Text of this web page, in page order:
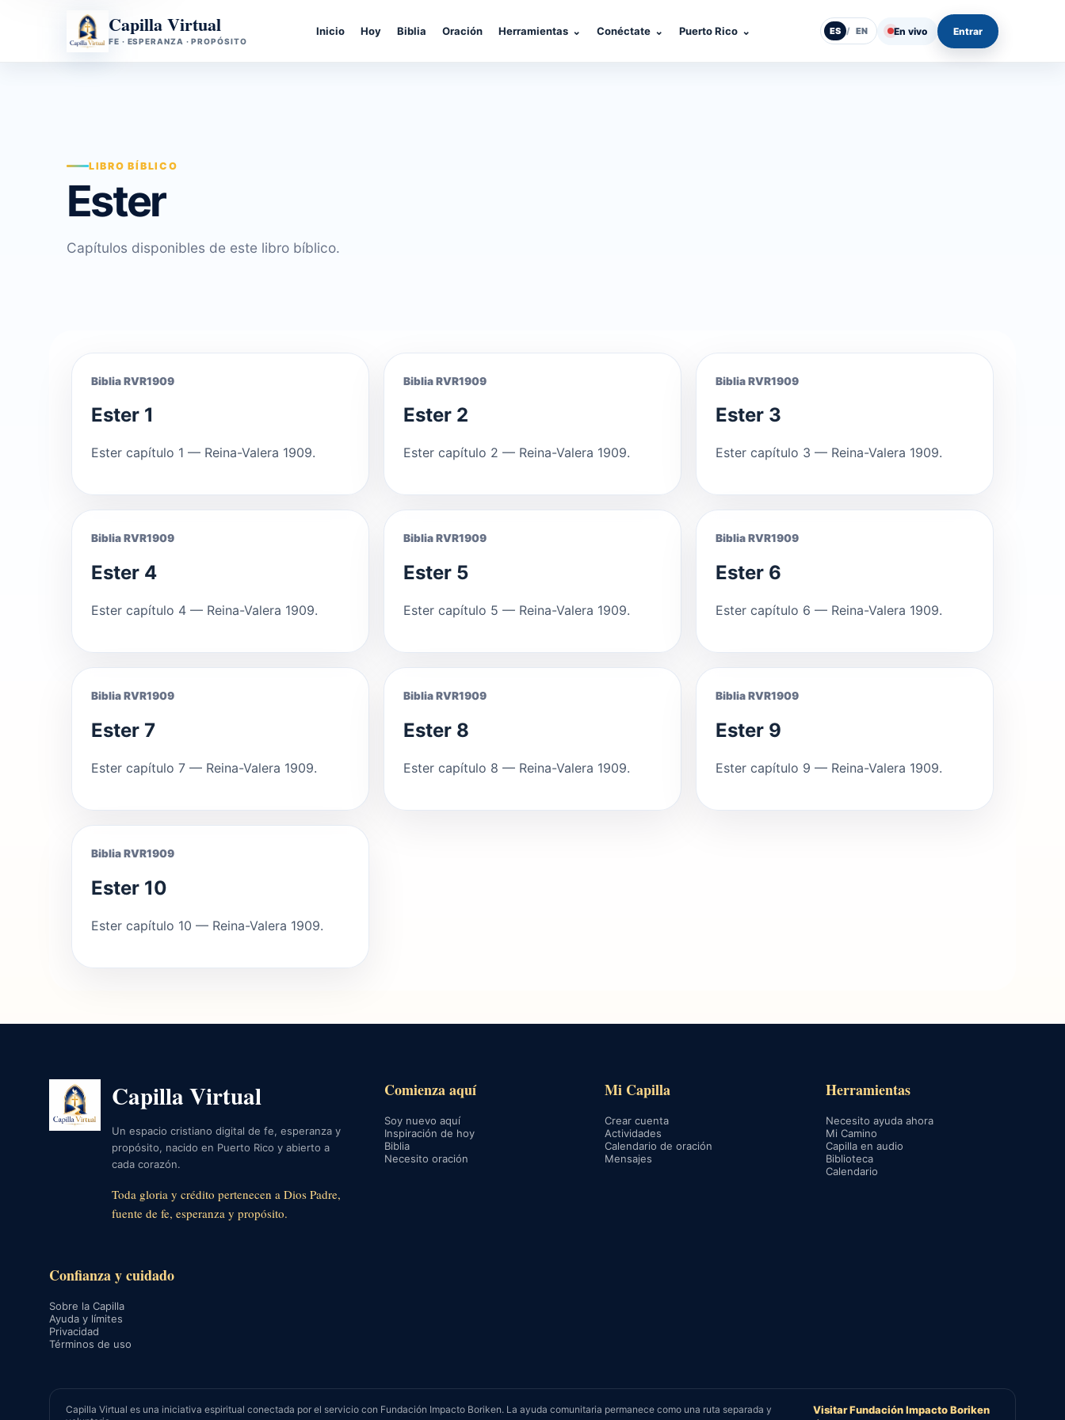
Capilla Virtual
FE · ESPERANZA · PROPÓSITO
Inicio Hoy Biblia Oración Herramientas ⌄ Conéctate ⌄ Puerto Rico ⌄ ES / EN En vivo Entrar
LIBRO BÍBLICO
Ester
Capítulos disponibles de este libro bíblico.
Biblia RVR1909
Ester 1
Ester capítulo 1 — Reina-Valera 1909.
Biblia RVR1909
Ester 2
Ester capítulo 2 — Reina-Valera 1909.
Biblia RVR1909
Ester 3
Ester capítulo 3 — Reina-Valera 1909.
Biblia RVR1909
Ester 4
Ester capítulo 4 — Reina-Valera 1909.
Biblia RVR1909
Ester 5
Ester capítulo 5 — Reina-Valera 1909.
Biblia RVR1909
Ester 6
Ester capítulo 6 — Reina-Valera 1909.
Biblia RVR1909
Ester 7
Ester capítulo 7 — Reina-Valera 1909.
Biblia RVR1909
Ester 8
Ester capítulo 8 — Reina-Valera 1909.
Biblia RVR1909
Ester 9
Ester capítulo 9 — Reina-Valera 1909.
Biblia RVR1909
Ester 10
Ester capítulo 10 — Reina-Valera 1909.
Capilla Virtual
Un espacio cristiano digital de fe, esperanza y
propósito, nacido en Puerto Rico y abierto a
cada corazón.
Toda gloria y crédito pertenecen a Dios Padre,
fuente de fe, esperanza y propósito.
Comienza aquí
Soy nuevo aquí
Inspiración de hoy
Biblia
Necesito oración
Mi Capilla
Crear cuenta
Actividades
Calendario de oración
Mensajes
Herramientas
Necesito ayuda ahora
Mi Camino
Capilla en audio
Biblioteca
Calendario
Confianza y cuidado
Sobre la Capilla
Ayuda y límites
Privacidad
Términos de uso
Capilla Virtual es una iniciativa espiritual conectada por el servicio con Fundación Impacto Boriken. La ayuda comunitaria permanece como una ruta separada y
Visitar Fundación Impacto Boriken